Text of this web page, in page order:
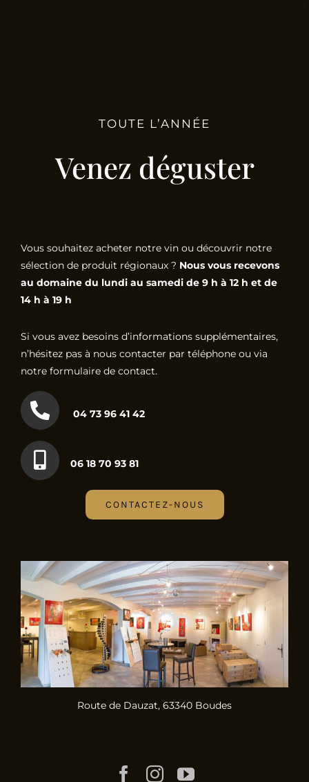
TOUTE L’ANNÉE
Venez déguster
Vous souhaitez acheter notre vin ou découvrir notre
sélection de produit régionaux ? Nous vous recevons
au domaine du lundi au samedi de 9 h à 12 h et de
14 h à 19 h
Si vous avez besoins d’informations supplémentaires,
n’hésitez pas à nous contacter par téléphone ou via
notre formulaire de contact.
04 73 96 41 42
06 18 70 93 81
CONTACTEZ-NOUS
Route de Dauzat, 63340 Boudes